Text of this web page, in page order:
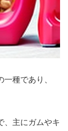
種であり、
、主にガムやキ